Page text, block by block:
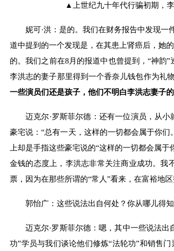
▲上世纪九十年代行骗初期，
妮可·洪：是的。我们在财务报告中发现一
道中提到的一个发现是，在其患上肾癌后，她
的。我们之前在8月的报道中也曾提到，“神韵
李洪志的妻子那里得到一个香奈儿钱包作为礼
一些演员们还是孩子，他们不明白李洪志妻子
迈克尔·罗斯菲尔德：还有一位演员，从
豪宅说：“总有一天，这样的一切都会属于你
上却是手指这些豪宅说的“这样的一切都会属于
金钱的态度上，李洪志非常关注商业成功。我
票，因为在那些所谓的“常人”看来，在富裕地
郭怡广：这些说法出自何处？你从哪儿得
迈克尔·罗斯菲尔德：嗯，其中一些说法
功”学员与我们谈论他们修炼“法轮功”和销售